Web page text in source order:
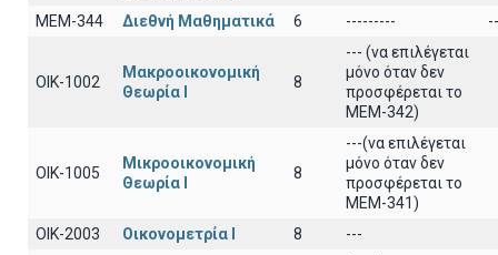
ΜΕΜ-344 Διεθνή Μαθηματικά 6 ---------
ΟΙΚ-1002
Μακροοικονομική
Θεωρία Ι
8
--- (να επιλέγεται
μόνο όταν δεν
προσφέρεται το
ΜΕΜ-342)
ΟΙΚ-1005
Μικροοικονομική
Θεωρία Ι
8
---(να επιλέγεται
μόνο όταν δεν
προσφέρεται το
ΜΕΜ-341)
ΟΙΚ-2003
Οικονομετρία Ι 8 ---